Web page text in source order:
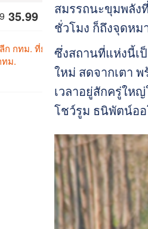
สมรรถนะขุมพลังที่
ชั่วโมง ก็ถึงจุดหม
ซึ่งสถานที่แห่งนี้เ
ใหม่ สดจากเตา พ
เวลาอยู่สักครู่ใหญ่
โชว์รูม ธนิพัตน์ออ